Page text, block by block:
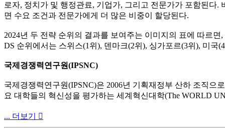
로자, 정치가 및 행정관료, 기업가, 그리고 전문가가 포함된다
면 수요 조건과 전문가에게 더 많은 비중이 할당된다.
2024년 두 전략 순위의 결과를 보여주는 이미지의 표에 따르
DS 순위에서는 스위스(1위), 덴마크(2위), 싱가포르(3위), 미국
국제경쟁력연구원(IPSNC)
국제경쟁력연구원(IPSNC)은 2006년 기획재정부 산하 조직으
요 대학들의 혁신성을 평가하는 세계혁신대학(The WORLD
... 더보기 